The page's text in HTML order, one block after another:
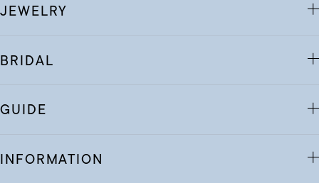
JEWELRY
BRIDAL
GUIDE
INFORMATION